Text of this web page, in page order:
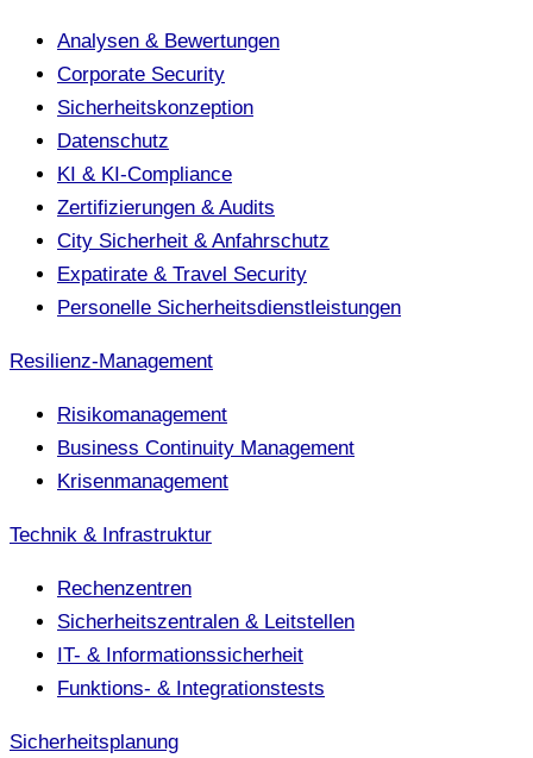
Analysen & Bewertungen
Corporate Security
Sicherheitskonzeption
Datenschutz
KI & KI-Compliance
Zertifizierungen & Audits
City Sicherheit & Anfahrschutz
Expatirate & Travel Security
Personelle Sicherheitsdienstleistungen
Resilienz-Management
Risikomanagement
Business Continuity Management
Krisenmanagement
Technik & Infrastruktur
Rechenzentren
Sicherheitszentralen & Leitstellen
IT- & Informationssicherheit
Funktions- & Integrationstests
Sicherheitsplanung